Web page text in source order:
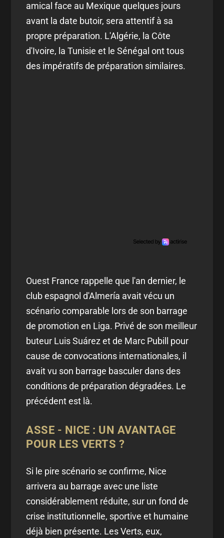
amical face au Mexique quelques jours
avant la date butoir, sera attentif à sa
propre préparation. L'Algérie, la Côte
d'Ivoire, la Tunisie et le Sénégal ont tous
des impératifs de préparation similaires.
Ouest France rappelle que l'an dernier, le
club espagnol d'Almería avait vécu un
scénario comparable lors de son barrage
de promotion en Liga. Privé de son meilleur
buteur Luis Suárez et de Marc Pubill pour
cause de convocations internationales, il
avait vu son barrage basculer dans des
conditions de préparation dégradées. Le
précédent est là.
ASSE - NICE : UN AVANTAGE
POUR LES VERTS ?
Si le pire scénario se confirme, Nice
arrivera au barrage avec une liste
considérablement réduite, sur un fond de
crise institutionnelle, sportive et humaine
déjà bien présente. Les Verts, eux,